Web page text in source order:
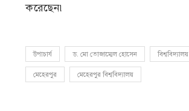
করেছেন৷
উপাচার্য ড. মো তোজাম্মেল হোসেন বিশ্ববিদ্যালয়
মেহেরপুর মেহেরপুর বিশ্ববিদ্যালয়